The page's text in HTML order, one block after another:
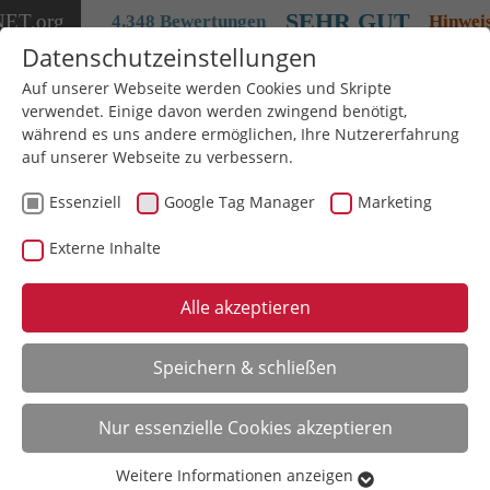
.org 4.348 Bewertungen SEHR GUT
Filme digitalisieren
Heute digitalisieren und ab 125 €
alle Versandkosten sparen
Hier geht's zum Auftrag
Datenschutzeinstellungen
Auf unserer Webseite werden Cookies und Skripte
verwendet. Einige davon werden zwingend benötigt,
während es uns andere ermöglichen, Ihre Nutzererfahrung
auf unserer Webseite zu verbessern.
Essenziell Google Tag Manager Marketing
Externe Inhalte
Alle akzeptieren
Speichern & schließen
Nur essenzielle Cookies akzeptieren
Weitere Informationen anzeigen